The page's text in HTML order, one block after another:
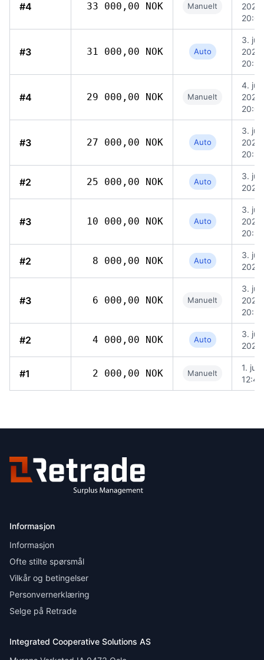
#4 33 000,00 NOK Manuelt
2026,
20:07
#3 31 000,00 NOK Auto
3. juni
2026,
20:53
#4 29 000,00 NOK Manuelt
4. juni
2026,
20:07
#3 27 000,00 NOK Auto
3. juni
2026,
20:53
#2 25 000,00 NOK Auto
3. juni
#3 10 000,00 NOK Auto
3. juni
2026,
20:53
#2 8 000,00 NOK Auto
3. juni
#3 6 000,00 NOK Manuelt
3. juni
2026,
20:52
#2 4 000,00 NOK Auto
3. juni
#1 2 000,00 NOK Manuelt
1.
12:46
Informasjon
Informasjon
Ofte stilte spørsmål
Vilkår og betingelser
Personvernerklæring
Selge på Retrade
Integrated Cooperative Solutions AS